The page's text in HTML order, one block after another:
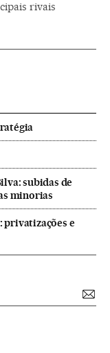
rivais
subidas de
minorias
privatizações e